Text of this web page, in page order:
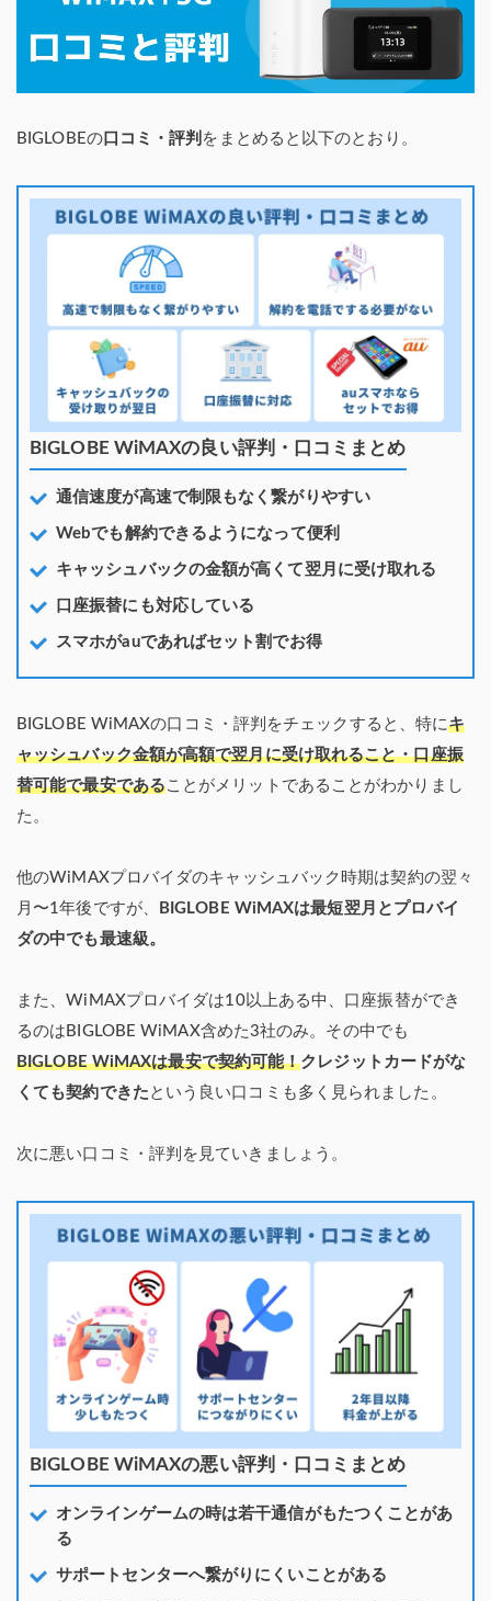
BIGLOBEの口コミ・評判 をまとめると以下のとおり。
BIGLOBE WiMAXの良い評判・口コミまとめ
通信速度が高速で制限もなく繋がりやすい
Webでも解約できるようになって便利
キャッシュバックの金額が高くて翌月に受け取れる
口座振替にも対応している
スマホがauであればセット割でお得
BIGLOBE WiMAXの口コミ・評判をチェックすると、特にキ
ャッシュバック金額が高額で翌月に受け取れること・口座振
替可能で最安であることがメリットであることがわかりまし
た。
他のWiMAXプロバイダのキャッシュバック時期は契約の翌々
月〜1年後ですが、
BIGLOBE WiMAXは最短翌月とプロバイ
ダの中でも最速級。
また、WiMAXプロバイダは10以上ある中、口座振替ができ
るのはBIGLOBE WiMAX含めた3社のみ。その中でも
BIGLOBE WiMAXは最安で契約可能！クレジットカードがな
くても契約できた という良い口コミも多く見られました。
次に悪い口コミ・評判を見ていきましょう。
BIGLOBE WiMAXの悪い評判・口コミまとめ
オンラインゲームの時は若干通信がもたつくことがあ
る
サポートセンターへ繋がりにくいことがある